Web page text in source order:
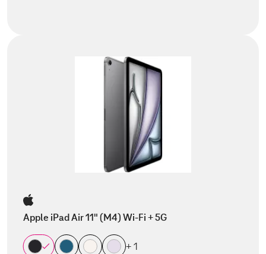
Apple iPad Air 11" (M4) Wi-Fi + 5G
+ 1